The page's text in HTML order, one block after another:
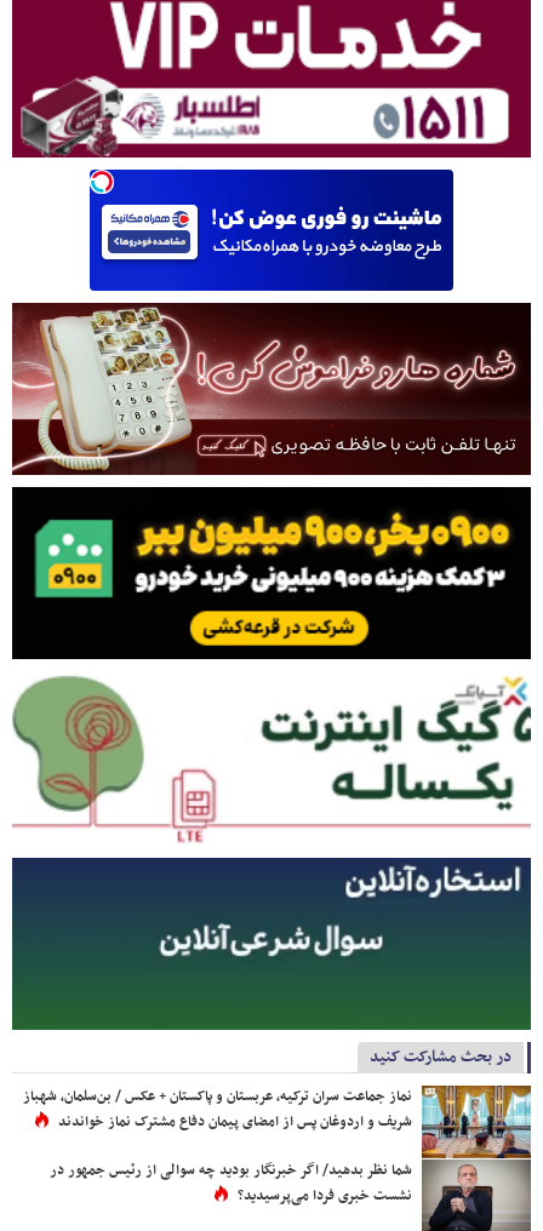
در بحث مشارکت کنید
نماز جماعت سران ترکیه، عربستان و پاکستان + عکس / بن‌سلمان، شهباز
شریف و اردوغان پس از امضای پیمان دفاع مشترک نماز خواندند
شما نظر بدهید/ اگر خبرنگار بودید چه سوالی از رئیس جمهور در
نشست خبری فردا می‌پرسیدید؟